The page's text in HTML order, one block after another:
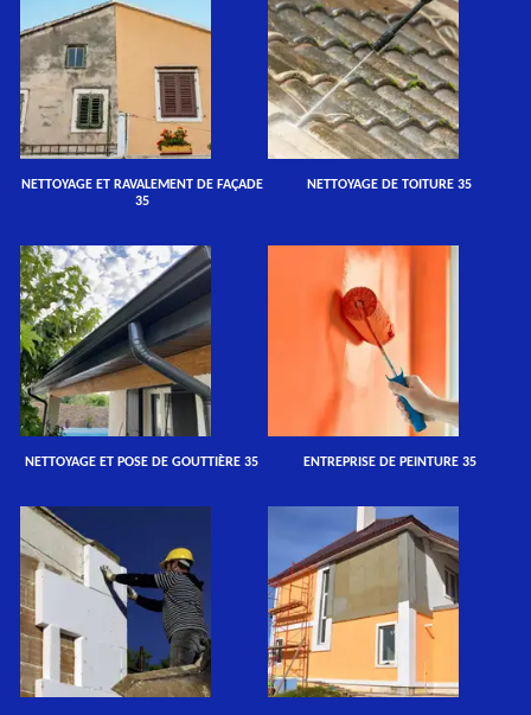
NETTOYAGE ET RAVALEMENT DE FAÇADE
35
NETTOYAGE DE TOITURE 35
NETTOYAGE ET POSE DE GOUTTIÈRE 35 ENTREPRISE DE PEINTURE 35